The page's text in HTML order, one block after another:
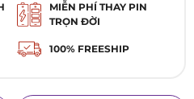
MIỄN PHÍ THAY PIN
TRỌN ĐỜI
100% FREESHIP